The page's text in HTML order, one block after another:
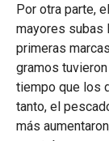
Por otra parte,
mayores subas
primeras
gramos
tiempo que los
tanto, el
más